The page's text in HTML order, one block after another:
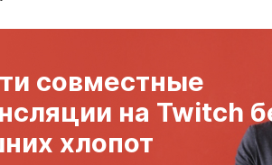
совместные
на Twitch
хлопот